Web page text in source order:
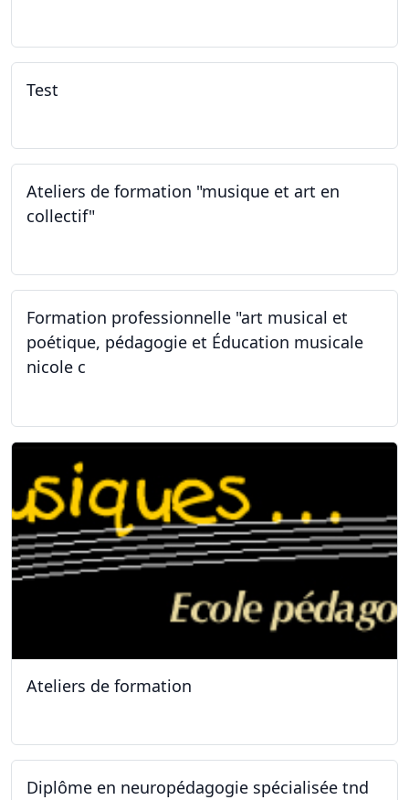
Test
Ateliers de formation "musique et art en
collectif"
Formation professionnelle "art musical et
poétique, pédagogie et Éducation musicale
nicole c
Ateliers de formation
Diplôme en neuropédagogie spécialisée tnd